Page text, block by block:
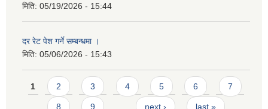
मिति: 05/19/2026 - 15:44
दर रेट पेश गर्ने सम्बन्धमा ।
मिति: 05/06/2026 - 15:43
Pages
1 2 3 4 5 6 7
8 9 … next › last »